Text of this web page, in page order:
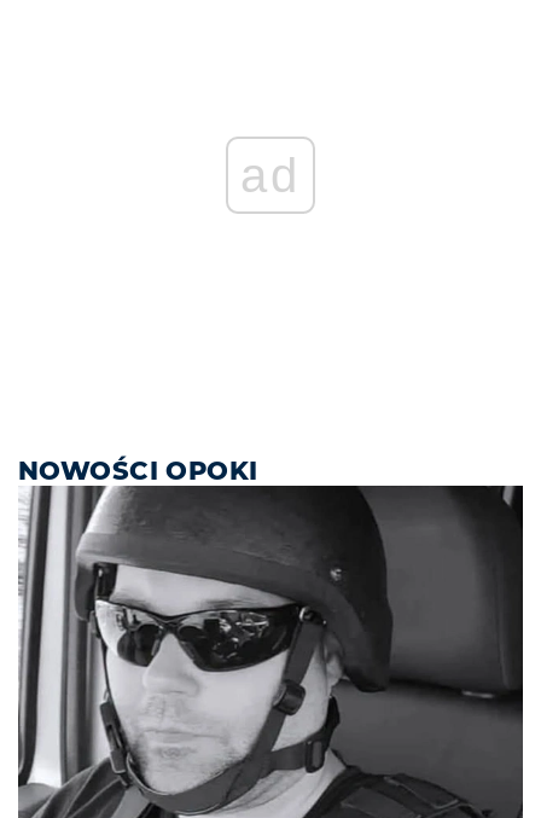
ad
NOWOŚCI OPOKI